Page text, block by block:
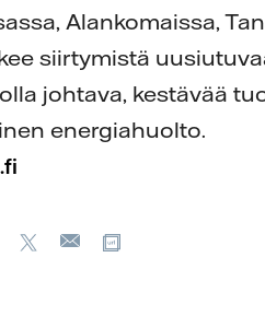
Alankomaissa,
siirtymistä
johtava, kestävää
energiahuolto.
LinkedIn
X Sähköposti